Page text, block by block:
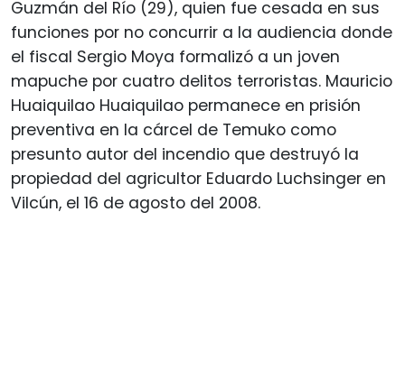
Guzmán del Río (29), quien fue cesada en sus
funciones por no concurrir a la audiencia donde
el fiscal Sergio Moya formalizó a un joven
mapuche por cuatro delitos terroristas. Mauricio
Huaiquilao Huaiquilao permanece en prisión
preventiva en la cárcel de Temuko como
presunto autor del incendio que destruyó la
propiedad del agricultor Eduardo Luchsinger en
Vilcún, el 16 de agosto del 2008.